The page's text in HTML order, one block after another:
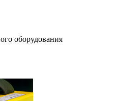
оборудования